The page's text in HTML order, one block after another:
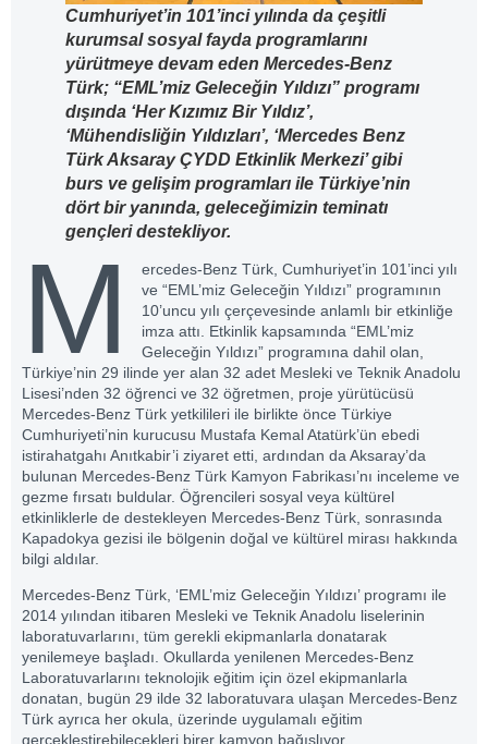
Cumhuriyet’in 101’inci yılında da çeşitli
kurumsal sosyal fayda programlarını
yürütmeye devam eden Mercedes-Benz
Türk; “EML’miz Geleceğin Yıldızı” programı
dışında ‘Her Kızımız Bir Yıldız’,
‘Mühendisliğin Yıldızları’, ‘Mercedes Benz
Türk Aksaray ÇYDD Etkinlik Merkezi’ gibi
burs ve gelişim programları ile Türkiye’nin
dört bir yanında, geleceğimizin teminatı
gençleri destekliyor.
M
ercedes-Benz Türk, Cumhuriyet’in 101’inci yılı
ve “EML’miz Geleceğin Yıldızı” programının
10’uncu yılı çerçevesinde anlamlı bir etkinliğe
imza attı. Etkinlik kapsamında “EML’miz
Geleceğin Yıldızı” programına dahil olan,
Türkiye’nin 29 ilinde yer alan 32 adet Mesleki ve Teknik Anadolu
Lisesi’nden 32 öğrenci ve 32 öğretmen, proje yürütücüsü
Mercedes-Benz Türk yetkilileri ile birlikte önce Türkiye
Cumhuriyeti’nin kurucusu Mustafa Kemal Atatürk’ün ebedi
istirahatgahı Anıtkabir’i ziyaret etti, ardından da Aksaray’da
bulunan Mercedes-Benz Türk Kamyon Fabrikası’nı inceleme ve
gezme fırsatı buldular. Öğrencileri sosyal veya kültürel
etkinliklerle de destekleyen Mercedes-Benz Türk, sonrasında
Kapadokya gezisi ile bölgenin doğal ve kültürel mirası hakkında
bilgi aldılar.
Mercedes-Benz Türk, ‘EML’miz Geleceğin Yıldızı’ programı ile
2014 yılından itibaren Mesleki ve Teknik Anadolu liselerinin
laboratuvarlarını, tüm gerekli ekipmanlarla donatarak
yenilemeye başladı. Okullarda yenilenen Mercedes-Benz
Laboratuvarlarını teknolojik eğitim için özel ekipmanlarla
donatan, bugün 29 ilde 32 laboratuvara ulaşan Mercedes-Benz
Türk ayrıca her okula, üzerinde uygulamalı eğitim
gerçekleştirebilecekleri birer kamyon bağışlıyor.